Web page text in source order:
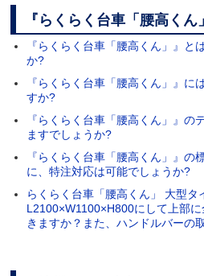
『らくらく台車「腰高く
『らくらく台車「腰高くん」』と
か?
『らくらく台車「腰高くん」』に
すか?
『らくらく台車「腰高くん」』の
ますでしょうか?
『らくらく台車「腰高くん」』の
に、特注対応は可能でしょうか?
らくらく台車「腰高くん」 大型タ
L2100×W1100×H800にして上部
きますか？また、ハンドルバーの